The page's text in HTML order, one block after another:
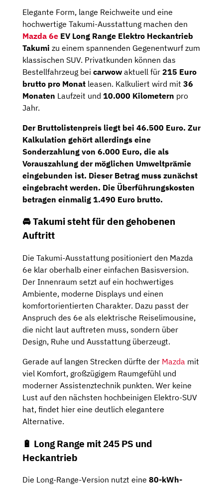
Elegante Form, lange Reichweite und eine
hochwertige Takumi-Ausstattung machen den
Mazda 6e EV Long Range Elektro Heckantrieb
Takumi zu einem spannenden Gegenentwurf zum
klassischen SUV. Privatkunden können das
Bestellfahrzeug bei carwow aktuell für 215 Euro
brutto pro Monat leasen. Kalkuliert wird mit 36
Monaten Laufzeit und 10.000 Kilometern pro
Jahr.
Der Bruttolistenpreis liegt bei 46.500 Euro. Zur
Kalkulation gehört allerdings eine
Sonderzahlung von 6.000 Euro, die als
Vorauszahlung der möglichen Umweltprämie
eingebunden ist. Dieser Betrag muss zunächst
eingebracht werden. Die Überführungskosten
betragen einmalig 1.490 Euro brutto.
🚘 Takumi steht für den gehobenen
Auftritt
Die Takumi-Ausstattung positioniert den Mazda
6e klar oberhalb einer einfachen Basisversion.
Der Innenraum setzt auf ein hochwertiges
Ambiente, moderne Displays und einen
komfortorientierten Charakter. Dazu passt der
Anspruch des 6e als elektrische Reiselimousine,
die nicht laut auftreten muss, sondern über
Design, Ruhe und Ausstattung überzeugt.
Gerade auf langen Strecken dürfte der Mazda mit
viel Komfort, großzügigem Raumgefühl und
moderner Assistenztechnik punkten. Wer keine
Lust auf den nächsten hochbeinigen Elektro-SUV
hat, findet hier eine deutlich elegantere
Alternative.
🔋 Long Range mit 245 PS und
Heckantrieb
Die Long-Range-Version nutzt eine 80-kWh-